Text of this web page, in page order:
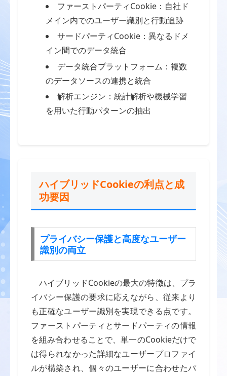
ファーストパーティCookie：自社ド
メイン内でのユーザー識別と行動追跡
サードパーティCookie：異なるドメ
イン間でのデータ統合
データ統合プラットフォーム：複数
のデータソースの連携と統合
解析エンジン：統計解析や機械学習
を用いた行動パターンの抽出
ハイブリッドCookieの利点と成
功要因
プライバシー保護と高度なユーザー
識別の両立
ハイブリッドCookieの最大の特徴は、プラ
イバシー保護の要求に応えながら、従来より
も正確なユーザー識別を実現できる点です。
ファーストパーティとサードパーティの情報
を組み合わせることで、単一のCookieだけで
は得られなかった詳細なユーザープロファイ
ルが構築され、個々のユーザーに合わせたパ